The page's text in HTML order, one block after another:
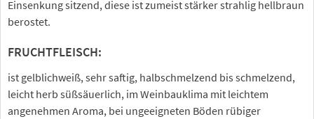
Einsenkung sitzend, diese ist zumeist stärker strahlig hellbraun
berostet.
FRUCHTFLEISCH:
ist gelblichweiß, sehr saftig, halbschmelzend bis schmelzend,
leicht herb süßsäuerlich, im Weinbauklima mit leichtem
angenehmen Aroma, bei ungeeigneten Böden rübiger